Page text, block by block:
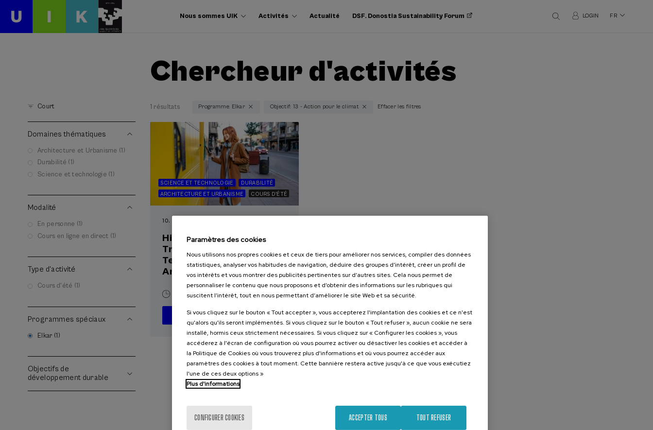
Nous sommes UIK Activités Actualité DSF. Donostia Sustainability Forum LOGIN FR
Chercheur d'activités
Court
Domaines thématiques
Architecture et Urbanisme (1)
Durabilité (1)
Science et technologie (1)
Modalité
En personne (1)
Cours en ligne en direct (1)
Type d'activité
Cours d'été (1)
Programmes spéciaux
Elkar (1)
Objectifs de
développement durable
1 résultats Programme: Elkar Objectif: 13 - Action pour le climat Effacer les filtres
SCIENCE ET TECHNOLOGIE
DURABILITÉ
ARCHITECTURE ET URBANISME
COURS D'ÉTÉ
10. SEP
Hiri - Logistikaren
Transformazioa:
Teknologia eta Eredu
Arrakastatsuak
Basque Espagnol .
À PARTIR DE 10 €
places
passée
d'attente
d'inscription
terminée
Paramètres des cookies
Nous utilisons nos propres cookies et ceux de tiers pour améliorer nos services, compiler des données
statistiques, analyser vos habitudes de navigation, déduire des groupes d’intérêt, créer un profil de
vos intérêts et vous montrer des publicités pertinentes sur d’autres sites. Cela nous permet de
personnaliser le contenu que nous proposons et d’obtenir des informations sur les rubriques qui
suscitent l’intérêt, tout en nous permettant d’améliorer le site Web et sa sécurité.
Si vous cliquez sur le bouton « Tout accepter », vous accepterez l'implantation des cookies et ce n'est
qu'alors qu'ils seront implémentés. Si vous cliquez sur le bouton « Tout refuser », aucun cookie ne sera
installé, hormis ceux strictement nécessaires. Si vous cliquez sur « Configurer les cookies », vous
accéderez à l'écran de configuration où vous pourrez activer ou désactiver les cookies et accéder à
la Politique de Cookies où vous trouverez plus d'informations et où vous pourrez accéder aux
paramètres des cookies à tout moment. Cette bannière restera active jusqu'à ce que vous exécutiez
l'une de ces deux options »
Plus d'informations
CONFIGURER COOKIES TOUT REFUSER
ACCEPTER TOUS